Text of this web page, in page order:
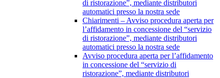
di ristorazione”, mediante distributori
automatici presso la nostra sede
Chiarimenti – Avviso procedura aperta per
l’affidamento in concessione del “servizio
di ristorazione”, mediante distributori
automatici presso la nostra sede
Avviso procedura aperta per l’affidamento
in concessione del “servizio di
ristorazione”, mediante distributori